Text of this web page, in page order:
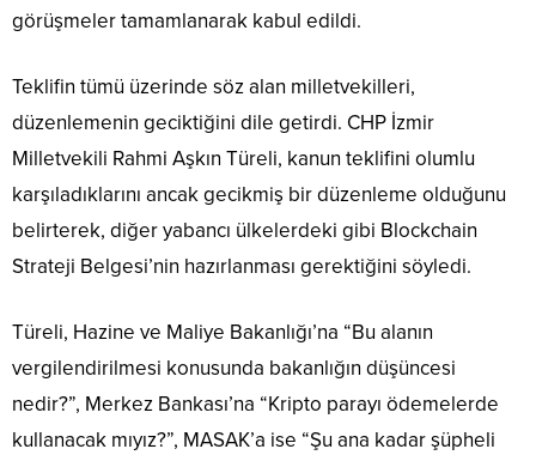
görüşmeler tamamlanarak kabul edildi.
Teklifin tümü üzerinde söz alan milletvekilleri,
düzenlemenin geciktiğini dile getirdi. CHP İzmir
Milletvekili Rahmi Aşkın Türeli, kanun teklifini olumlu
karşıladıklarını ancak gecikmiş bir düzenleme olduğunu
belirterek, diğer yabancı ülkelerdeki gibi Blockchain
Strateji Belgesi’nin hazırlanması gerektiğini söyledi.
Türeli, Hazine ve Maliye Bakanlığı’na “Bu alanın
vergilendirilmesi konusunda bakanlığın düşüncesi
nedir?”, Merkez Bankası’na “Kripto parayı ödemelerde
kullanacak mıyız?”, MASAK’a ise “Şu ana kadar şüpheli